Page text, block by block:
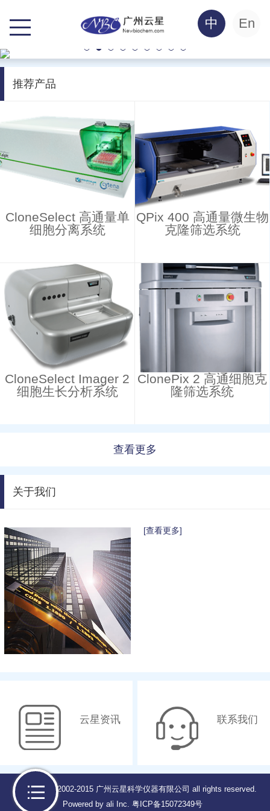
中 En
推荐产品
CloneSelect 高通量单
细胞分离系统
QPix 400 高通量微生物
克隆筛选系统
CloneSelect Imager 2
细胞生长分析系统
ClonePix 2 高通细胞克
隆筛选系统
查看更多
关于我们
[查看更多]
云星资讯 联系我们
Copyright © 2002-2015 广州云星科学仪器有限公司 all rights reserved.
Powered by ali Inc. 粤ICP备15072349号